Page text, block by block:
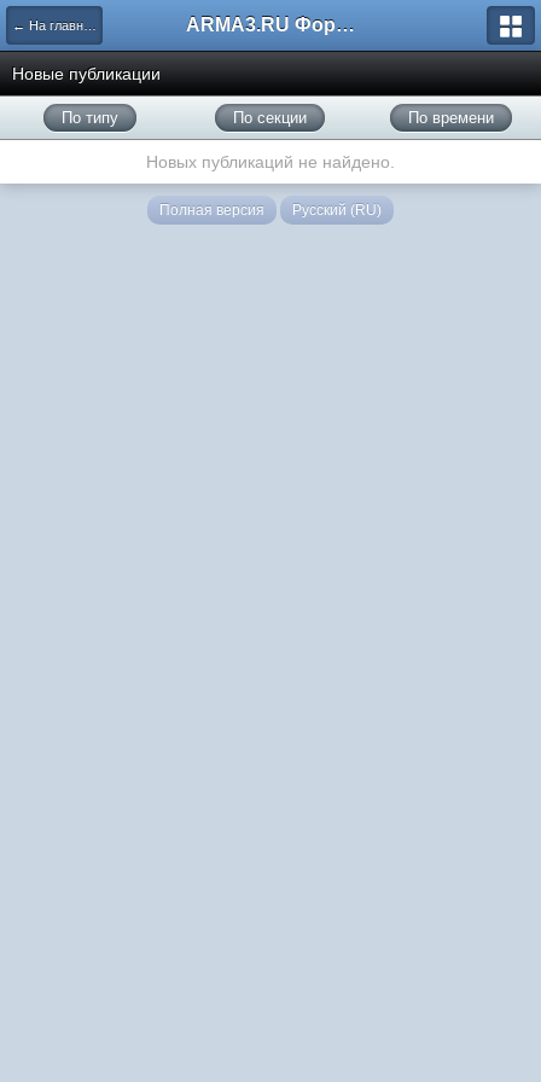
← На главную ARMA3.RU Форум
Новые публикации
По типу По секции По времени
Новых публикаций не найдено.
Полная версия Русский (RU)